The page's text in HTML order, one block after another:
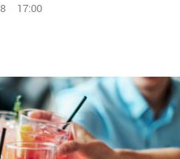
17:00